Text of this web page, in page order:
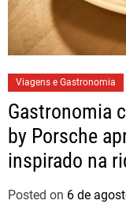
Viagens e Gastronomia
Gastronomia
by Porsche
inspirado na
brasileiros
Posted on 6 de